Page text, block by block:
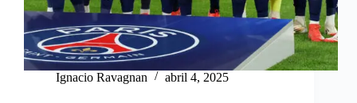
Ignacio Ravagnan abril 4, 2025